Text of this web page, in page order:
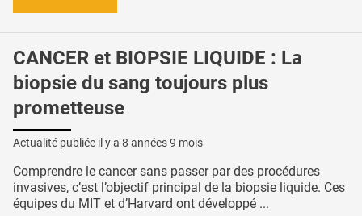
CANCER et BIOPSIE LIQUIDE : La
biopsie du sang toujours plus
prometteuse
Actualité publiée il y a 8 années 9 mois
Comprendre le cancer sans passer par des procédures
invasives, c’est l’objectif principal de la biopsie liquide. Ces
équipes du MIT et d’Harvard ont développé ...